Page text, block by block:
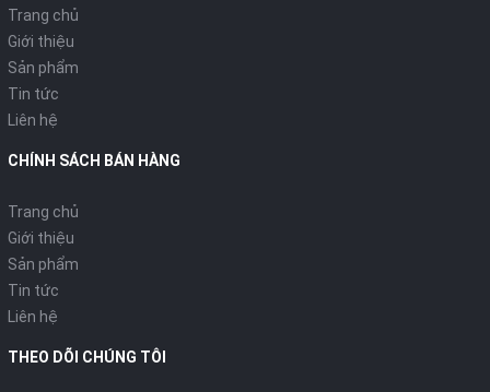
Trang chủ
Giới thiệu
Sản phẩm
Tin tức
Liên hệ
CHÍNH SÁCH BÁN HÀNG
Trang chủ
Giới thiệu
Sản phẩm
Tin tức
Liên hệ
THEO DÕI CHÚNG TÔI